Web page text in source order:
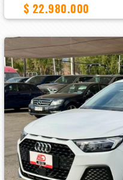
$ 22.980.000